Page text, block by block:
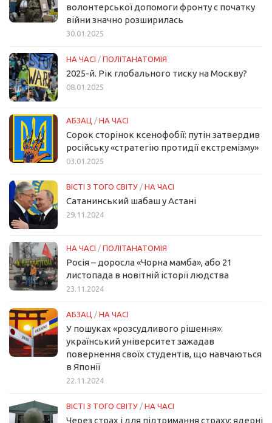
волонтерської допомоги фронту с початку
війни значно розширилась
30.01.2025
НА ЧАСІ / ПОЛІТАНАТОМІЯ
2025-й. Рік глобального тиску на Москву?
08.01.2025
АБЗАЦ / НА ЧАСІ
Сорок сторінок ксенофобії: путін затвердив
російську «стратегію протидії екстремізму»
03.01.2025
ВІСТІ З ТОГО СВІТУ / НА ЧАСІ
Сатанинський шабаш у Астані
29.11.2024
НА ЧАСІ / ПОЛІТАНАТОМІЯ
Росія – доросла «Чорна мамба», або 21
листопада в новітній історії людства
23.11.2024
АБЗАЦ / НА ЧАСІ
У пошуках «розсудливого рішення»:
український університет зажадав
повернення своїх студентів, що навчаються
в Японії
22.11.2024
ВІСТІ З ТОГО СВІТУ / НА ЧАСІ
Через страх і для підтримання страху: ядерні